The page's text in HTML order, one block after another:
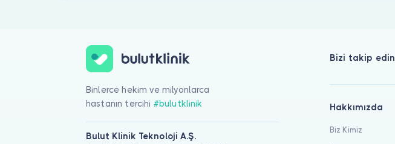
Binlerce hekim ve milyonlarca
hastanın tercihi #bulutklinik
Bulut Klinik Teknoloji A.Ş.
Bizi takip edin
Hakkımızda
Biz Kimiz